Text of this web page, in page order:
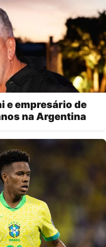
e empresário de
na Argentina